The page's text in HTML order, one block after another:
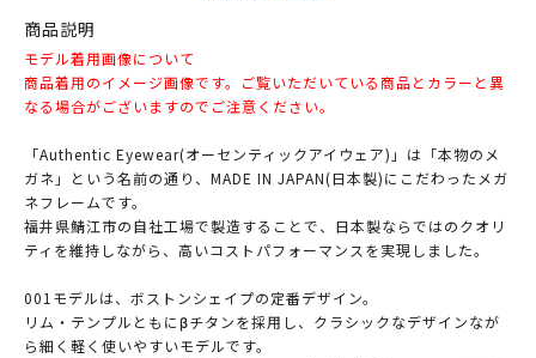
商品説明
モデル着用画像について
商品着用のイメージ画像です。ご覧いただいている商品とカラーと異
なる場合がございますのでご注意ください。
「Authentic Eyewear(オーセンティックアイウェア)」は「本物のメ
ガネ」という名前の通り、MADE IN JAPAN(日本製)にこだわったメガ
ネフレームです。
福井県鯖江市の自社工場で製造することで、日本製ならではのクオリ
ティを維持しながら、高いコストパフォーマンスを実現しました。
001モデルは、ボストンシェイプの定番デザイン。
リム・テンプルともにβチタンを採用し、クラシックなデザインなが
ら細く軽く使いやすいモデルです。